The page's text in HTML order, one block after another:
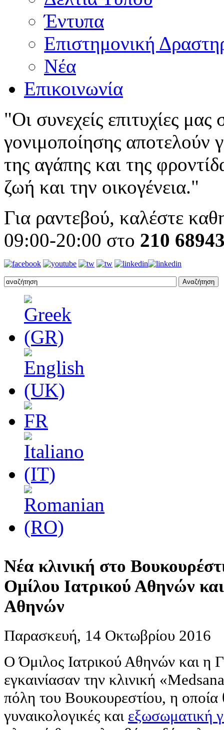
Έντυπα
Επιστημονική
Νέα
Επικοινωνία
"Οι συνεχείς επιτυχίες
γονιμοποίησης αποτελούν
της αγάπης και της
ζωή και την οικογένεια."
Για ραντεβού, καλέστε
09:00-20:00 στο 210
Νέα κλινική στο
Ομίλου Ιατρικού Αθηνών
Αθηνών
Παρασκευή, 14 Οκτωβρίου 2016
Ο Όμιλος Ιατρικού Αθηνών και
εγκαινίασαν την κλινική
πόλη του Βουκουρεστίου, η οποία
γυναικολογικές και εξωσωματική